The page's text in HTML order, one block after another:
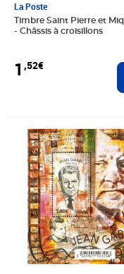
La Poste
Timbre Saint Pierre et
- Châssis à croisillons
1 ,52€
Prix 3,00€